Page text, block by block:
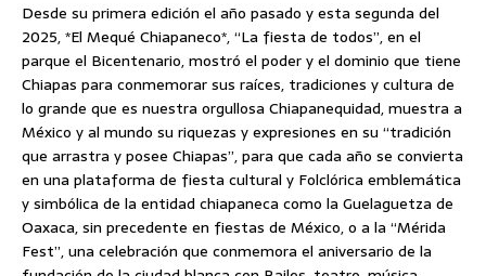
Desde su primera edición el año pasado y esta segunda del
2025, *El Mequé Chiapaneco*, “La fiesta de todos”, en el
parque el Bicentenario, mostró el poder y el dominio que tiene
Chiapas para conmemorar sus raíces, tradiciones y cultura de
lo grande que es nuestra orgullosa Chiapanequidad, muestra a
México y al mundo su riquezas y expresiones en su “tradición
que arrastra y posee Chiapas”, para que cada año se convierta
en una plataforma de fiesta cultural y Folclórica emblemática
y simbólica de la entidad chiapaneca como la Guelaguetza de
Oaxaca, sin precedente en fiestas de México, o a la “Mérida
Fest”, una celebración que conmemora el aniversario de la